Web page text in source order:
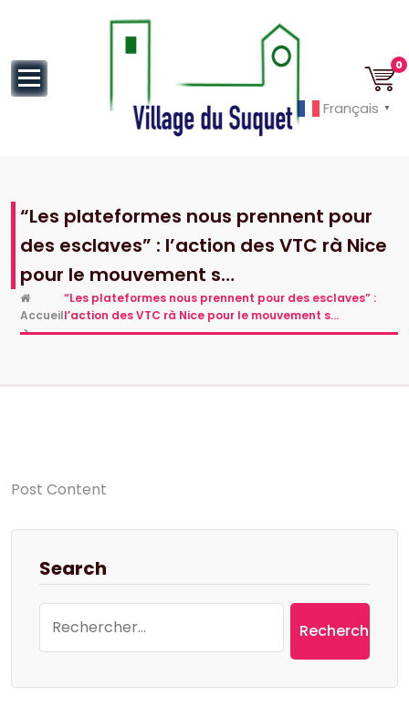
0
“Les plateformes nous prennent pour
des esclaves” : l’action des VTC rà Nice
pour le mouvement s…
Accueil
>
“Les plateformes nous prennent pour des esclaves” :
l’action des VTC rà Nice pour le mouvement s…
Post Content
Search
Français ▼